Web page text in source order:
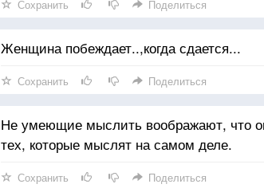
Сохранить Поделиться
Женщина побеждает..,когда сдается...
Сохранить Поделиться
Не умеющие мыслить воображают, что
тех, которые мыслят на самом деле.
Сохранить Поделиться